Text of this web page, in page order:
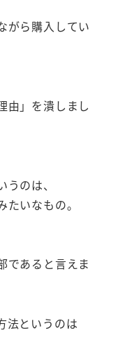
がら購入してい
由」を潰しまし
のは、
いなもの。
であると言えま
法というのは